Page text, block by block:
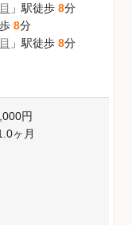
」駅徒歩 8分
8分
」駅徒歩 8分
円
ヶ月